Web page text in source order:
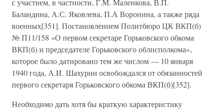
с участием, в частности, Г.М. Маленкова, В.П.
Баландина, А.С. Яковлева, П.А Воронина, а также ряда
военных[351]. Постановлением Политбюро ЦК ВКП(б)
№ П11/158 «О первом секретаре Горьковского обкома
ВКП(б) и председателе Горьковского облисполкома»,
которое было датировано тем же числом — 10 января
1940 года, А.И. Шахурин освобождался от обязанностей
первого секретаря Горьковского обкома ВКП(б)[352].
Необходимо дать хотя бы краткую характеристику